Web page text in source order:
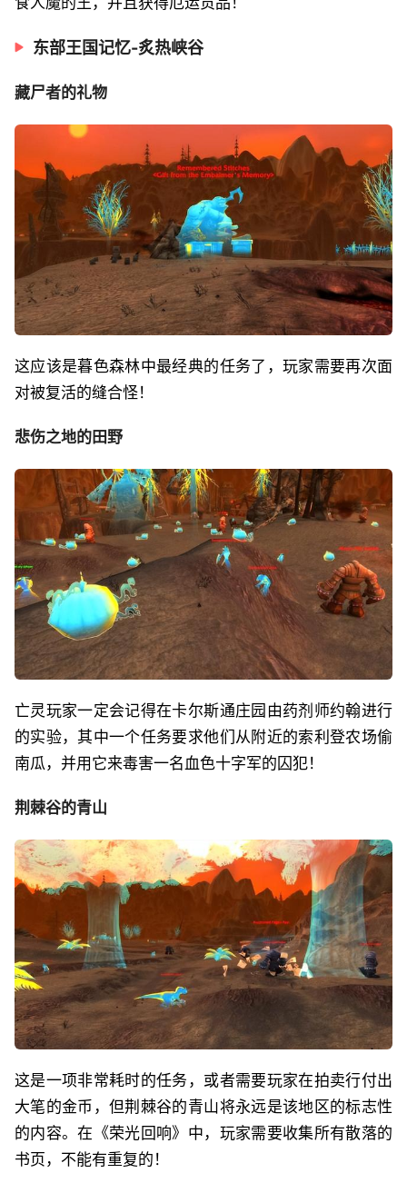
东部王国记忆-炙热峡谷
藏尸者的礼物
这应该是暮色森林中最经典的任务了，玩家需要再次面
对被复活的缝合怪！
悲伤之地的田野
亡灵玩家一定会记得在卡尔斯通庄园由药剂师约翰进行
的实验，其中一个任务要求他们从附近的索利登农场偷
南瓜，并用它来毒害一名血色十字军的囚犯！
荆棘谷的青山
这是一项非常耗时的任务，或者需要玩家在拍卖行付出
大笔的金币，但荆棘谷的青山将永远是该地区的标志性
的内容。在《荣光回响》中，玩家需要收集所有散落的
书页，不能有重复的！